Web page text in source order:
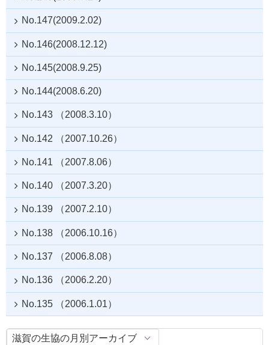
No.147(2009.2.02)
No.146(2008.12.12)
No.145(2008.9.25)
No.144(2008.6.20)
No.143 （2008.3.10）
No.142 （2007.10.26）
No.141 （2007.8.06）
No.140 （2007.3.20）
No.139 （2007.2.10）
No.138 （2006.10.16）
No.137 （2006.8.08）
No.136 （2006.2.20）
No.135 （2006.1.01）